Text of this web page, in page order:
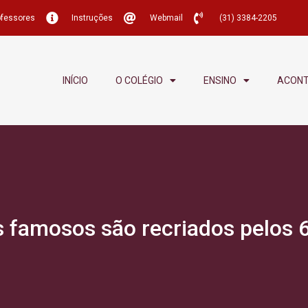
Instruções Webmail (31) 3384-2205
INÍCIO O COLÉGIO ENSINO
famosos são recriados pelos